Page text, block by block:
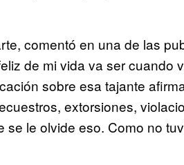
comentó en una de las
de mi vida va ser cuando
sobre esa tajante
extorsiones,
le olvide eso. Como no